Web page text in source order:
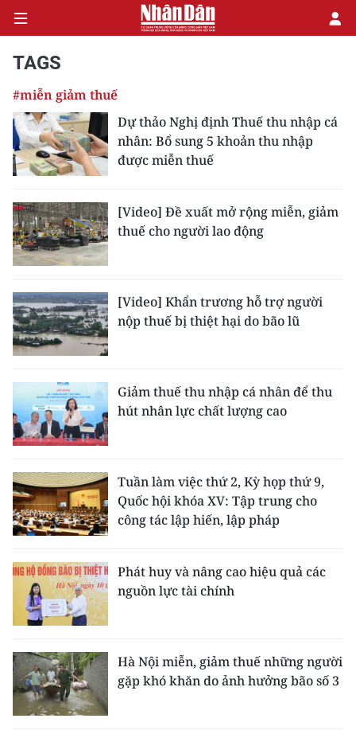
CHÍNH TRỊ
KINH TẾ
XÃ HỘI
PHÁP LUẬT
DU LỊCH
THẾ GIỚI
GIÁO DỤC
KHOA HỌC - CÔNG NGHỆ
MÔI TRƯỜNG
BẠN ĐỌC
KIỂM CHỨNG THÔNG TIN
54 DÂN TỘC VIỆT NAM
CHƯƠNG TRÌNH OCOP - MỖI XÃ
TAGS
#miễn giảm thuế
Dự thảo Nghị định Thuế thu nhập cá
nhân: Bổ sung 5 khoản thu nhập
được miễn thuế
[Video] Đề xuất mở rộng miễn, giảm
thuế cho người lao động
[Video] Khẩn trương hỗ trợ người
nộp thuế bị thiệt hại do bão lũ
Giảm thuế thu nhập cá nhân để thu
hút nhân lực chất lượng cao
Tuần làm việc thứ 2, Kỳ họp thứ 9,
Quốc hội khóa XV: Tập trung cho
công tác lập hiến, lập pháp
Phát huy và nâng cao hiệu quả các
nguồn lực tài chính
Hà Nội miễn, giảm thuế những người
gặp khó khăn do ảnh hưởng bão số 3